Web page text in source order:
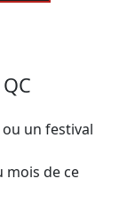
un festival
mois de ce